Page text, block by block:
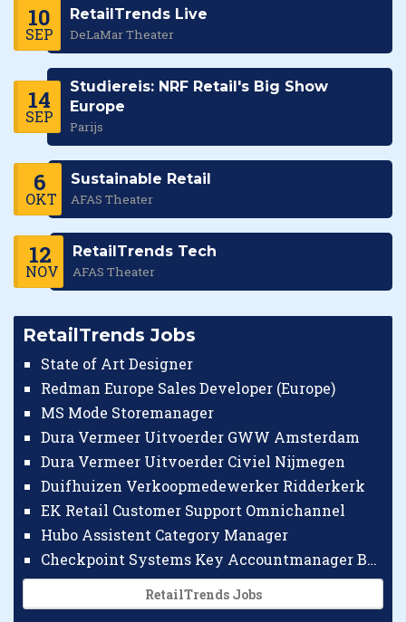
10
SEP
RetailTrends Live
DeLaMar Theater
14
SEP
Studiereis: NRF Retail's Big Show
Europe
Parijs
6
OKT
Sustainable Retail
AFAS Theater
12
NOV
RetailTrends Tech
AFAS Theater
RetailTrends Jobs
State of Art Designer
Redman Europe Sales Developer (Europe)
MS Mode Storemanager
Dura Vermeer Uitvoerder GWW Amsterdam
Dura Vermeer Uitvoerder Civiel Nijmegen
Duifhuizen Verkoopmedewerker Ridderkerk
EK Retail Customer Support Omnichannel
Hubo Assistent Category Manager
Checkpoint Systems Key Accountmanager Benelux
RetailTrends Jobs